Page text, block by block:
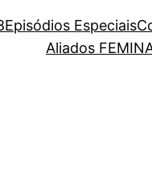
Episódios Especiais
Aliados